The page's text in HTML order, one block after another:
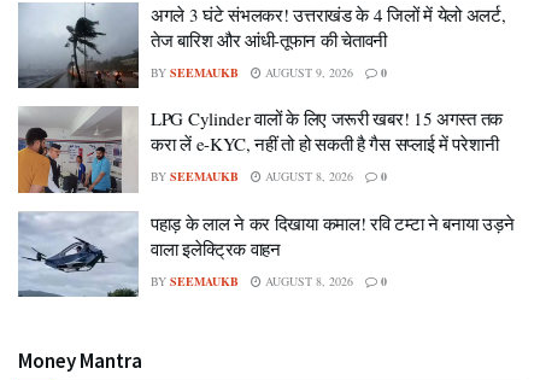
अगले 3 घंटे संभलकर! उत्तराखंड के 4 जिलों में येलो अलर्ट,
तेज बारिश और आंधी-तूफान की चेतावनी
BY SEEMAUKB AUGUST 9, 2026 0
LPG Cylinder वालों के लिए जरूरी खबर! 15 अगस्त तक
करा लें e-KYC, नहीं तो हो सकती है गैस सप्लाई में परेशानी
BY SEEMAUKB AUGUST 8, 2026 0
पहाड़ के लाल ने कर दिखाया कमाल! रवि टम्टा ने बनाया उड़ने
वाला इलेक्ट्रिक वाहन
BY SEEMAUKB AUGUST 8, 2026 0
Money Mantra